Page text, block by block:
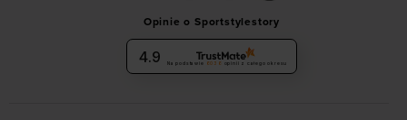
Opinie o Sportstylestory
4.9 Na podstawie 6036 opinii z całego okresu